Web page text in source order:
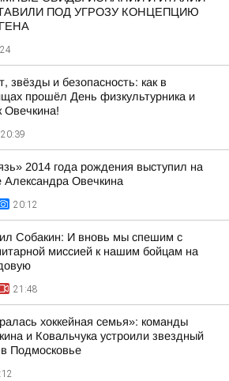
ПОД УГРОЗУ КОНЦЕПЦИЮ
звёзды и безопасность: как в
прошёл День физкультурника и
Овечкина!
20:39
2014 года рождения выступил на
Александра Овечкина
20:12
Собакин: И вновь мы спешим с
миссией к нашим бойцам на
21:48
хоккейная семья»: команды
и Ковальчука устроили звездный
Подмосковье